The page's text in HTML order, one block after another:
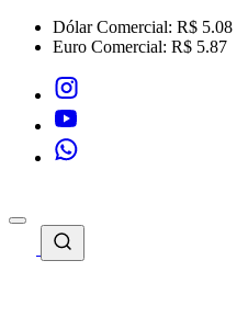
Dólar Comercial: R$ 5.08
Euro Comercial: R$ 5.87